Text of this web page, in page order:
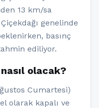
13 km/sa
genelinde
basınç
ediliyor.
olacak?
Cumartesi)
olarak kapalı ve